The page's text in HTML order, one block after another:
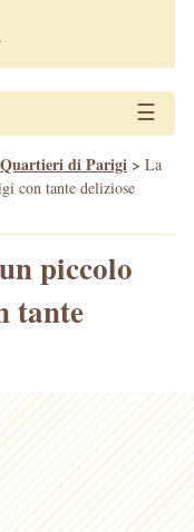
☰
Quartieri di Parigi > La
con tante deliziose
piccolo
tante